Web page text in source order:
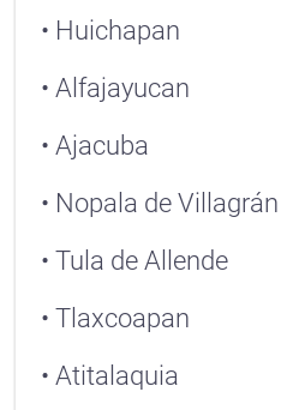
• Huichapan
• Alfajayucan
• Ajacuba
• Nopala de Villagrán
• Tula de Allende
• Tlaxcoapan
• Atitalaquia